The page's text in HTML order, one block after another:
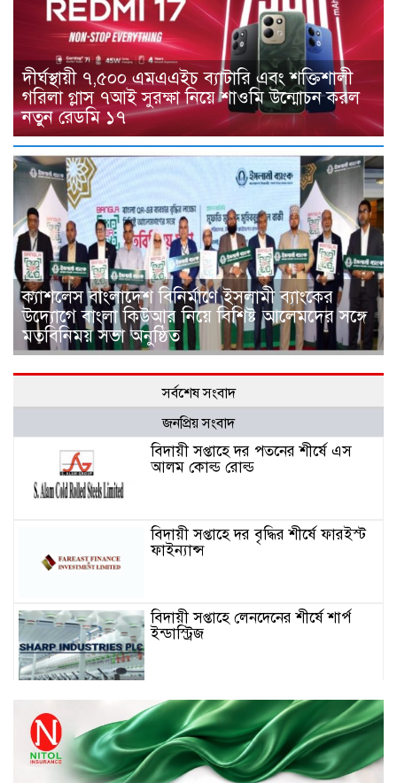
দীর্ঘস্থায়ী ৭,৫০০ এমএএইচ ব্যাটারি এবং শক্তিশালী
গরিলা গ্লাস ৭আই সুরক্ষা নিয়ে শাওমি উন্মোচন করল
নতুন রেডমি ১৭
ক্যাশলেস বাংলাদেশ বিনির্মাণে ইসলামী ব্যাংকের
উদ্যোগে বাংলা কিউআর নিয়ে বিশিষ্ট আলেমদের সঙ্গে
মতবিনিময় সভা অনুষ্ঠিত
সর্বশেষ সংবাদ
জনপ্রিয় সংবাদ
বিদায়ী সপ্তাহে দর পতনের শীর্ষে এস
আলম কোল্ড রোল্ড
বিদায়ী সপ্তাহে দর বৃদ্ধির শীর্ষে ফারইস্ট
ফাইন্যান্স
বিদায়ী সপ্তাহে লেনদেনের শীর্ষে শার্প
ইন্ডাস্ট্রিজ
চুয়াডাঙ্গায় বিএআরআই’র কৃষি গবেষণা
কেন্দ্র, মেহেরপুর এর আঞ্চলিক রিভিউ
কর্মশালা/২০২৫-২৬ অনুষ্ঠিত